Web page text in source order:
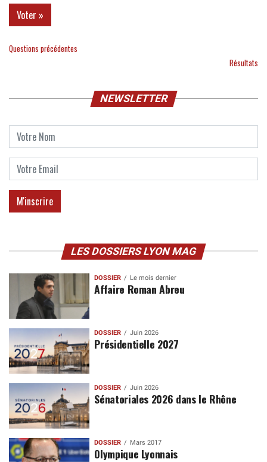
Questions précédentes
Résultats
NEWSLETTER
LES DOSSIERS LYON MAG
DOSSIER Le mois dernier
Affaire Roman Abreu
DOSSIER Juin 2026
Présidentielle 2027
DOSSIER Juin 2026
Sénatoriales 2026 dans le Rhône
DOSSIER Mars 2017
Olympique Lyonnais